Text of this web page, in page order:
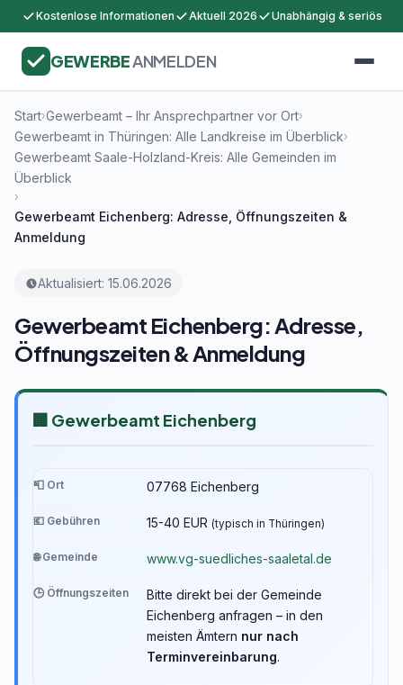
Kostenlose Informationen Aktuell 2026 Unabhängig & seriös
GEWERBEANMELDEN
Start›Gewerbeamt – Ihr Ansprechpartner vor Ort›
Gewerbeamt in Thüringen: Alle Landkreise im Überblick›
Gewerbeamt Saale-Holzland-Kreis: Alle Gemeinden im
Überblick
›
Gewerbeamt Eichenberg: Adresse, Öffnungszeiten &
Anmeldung
Aktualisiert: 15.06.2026
Gewerbeamt Eichenberg: Adresse,
Öffnungszeiten & Anmeldung
🏢 Gewerbeamt Eichenberg
📮 Ort 07768 Eichenberg
💶 Gebühren 15-40 EUR (typisch in Thüringen)
🌐 Gemeinde www.vg-suedliches-saaletal.de
🕒 Öffnungszeiten
Bitte direkt bei der Gemeinde
Eichenberg anfragen – in den
meisten Ämtern nur nach
Terminvereinbarung.